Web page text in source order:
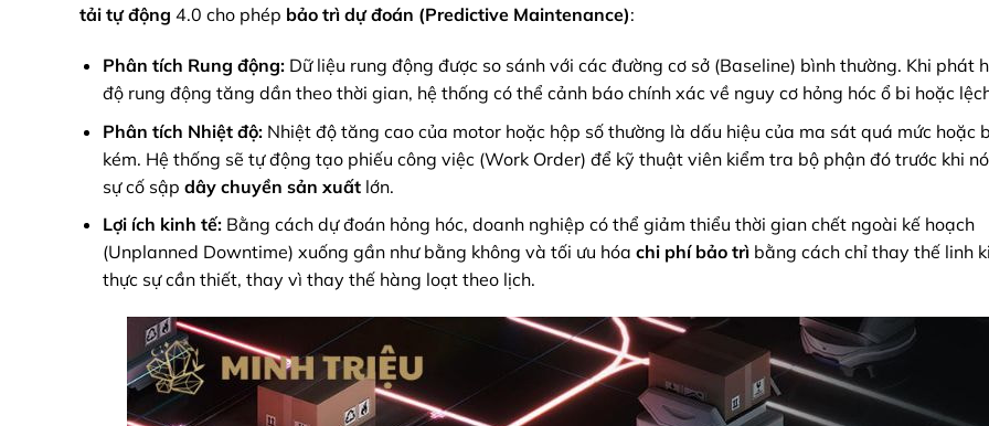
tải tự động 4.0 cho phép bảo trì dự đoán (Predictive Maintenance):
Phân tích Rung động:Dữ liệu rung động được so sánh với các đường cơ sở (Baseline) bình thường. Khi phát
độ rung động tăng dần theo thời gian, hệ thống có thể cảnh báo chính xác về nguy cơ hỏng hóc ổ bi hoặc
Phân tích Nhiệt độ:Nhiệt độ tăng cao của motor hoặc hộp số thường là dấu hiệu của ma sát quá mức hoặc
kém. Hệ thống sẽ tự động tạo phiếu công việc (Work Order) để kỹ thuật viên kiểm tra bộ phận đó trước khi
sự cố sập dây chuyền sản xuấtlớn.
Lợi ích kinh tế:Bằng cách dự đoán hỏng hóc, doanh nghiệp có thể giảm thiểu thời gian chết ngoài kế hoạch
(Unplanned Downtime) xuống gần như bằng không và tối ưu hóa chi phí bảo trìbằng cách chỉ thay thế linh
thực sự cần thiết, thay vì thay thế hàng loạt theo lịch.